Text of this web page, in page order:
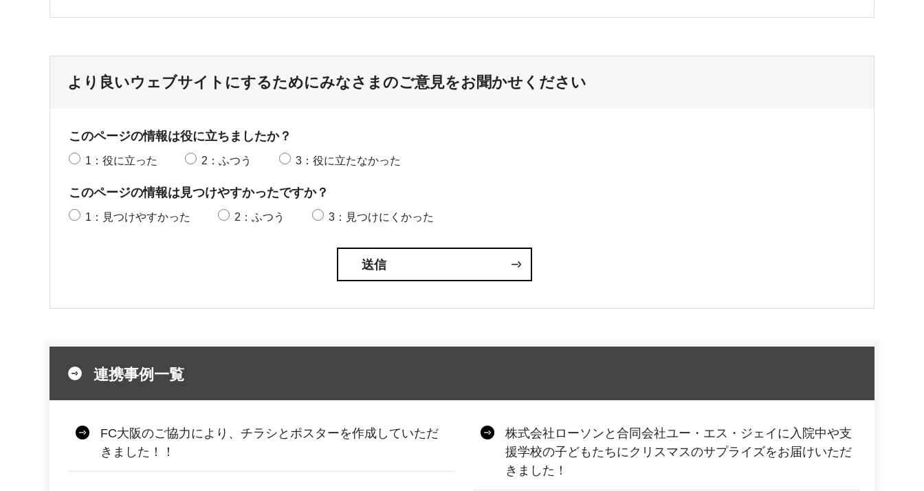
より良いウェブサイトにするためにみなさまのご意見をお聞かせください
このページの情報は役に立ちましたか？
1：役に立った 2：ふつう 3：役に立たなかった
このページの情報は見つけやすかったですか？
1：見つけやすかった 2：ふつう 3：見つけにくかった
連携事例一覧
FC大阪のご協力により、チラシとポスターを作成していただ
きました！！
株式会社ローソンと合同会社ユー・エス・ジェイに入院中や支
援学校の子どもたちにクリスマスのサプライズをお届けいただ
きました！